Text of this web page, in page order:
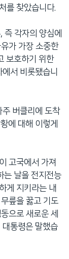
를 찾았습니다.
각자의 양심에
가 가장 소중한
보호하기 위한
서 비롯됐습니
버클리에 도착
에 대해 이렇게
고국에서 가져
는 날을 전지전능
게 지키라는 내
릎을 꿇고 기도
으로 새로운 세
대통령은 말했습